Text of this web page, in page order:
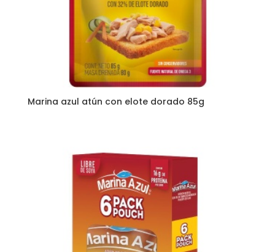
Marina azul atún con elote dorado 85g